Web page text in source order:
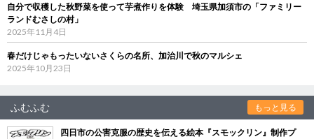
自分で収穫した秋野菜を使って芋煮作りを体験 埼玉県加須市の「ファミリー
ランドむさしの村」
2025年11月4日
春だけじゃもったいないさくらの名所、加治川で秋のマルシェ
2025年10月23日
ふむふむ もっと見る
四日市の公害克服の歴史を伝える絵本『スモックリン』制作プ